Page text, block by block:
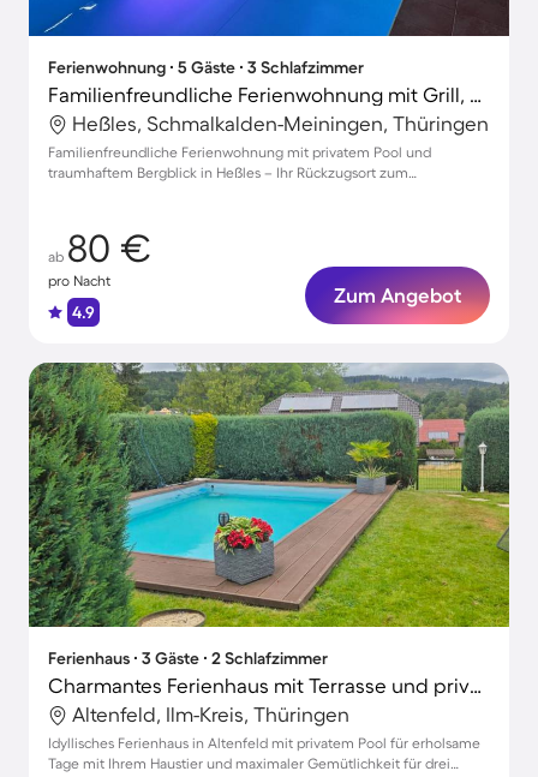
Ferienwohnung ∙ 5 Gäste ∙ 3 Schlafzimmer
Familienfreundliche Ferienwohnung mit Grill, privatem Pool und Garten | Bergblick | Haustiere sind willkommen
Heßles, Schmalkalden-Meiningen, Thüringen
Familienfreundliche Ferienwohnung mit privatem Pool und
traumhaftem Bergblick in Heßles – Ihr Rückzugsort zum
ab 80 €
pro Nacht
4.9
Zum Angebot
Ferienhaus ∙ 3 Gäste ∙ 2 Schlafzimmer
Charmantes Ferienhaus mit Terrasse und privatem Pool | Haustiere sind willkommen
Altenfeld, Ilm-Kreis, Thüringen
Idyllisches Ferienhaus in Altenfeld mit privatem Pool für erholsame
Tage mit Ihrem Haustier und maximaler Gemütlichkeit für drei